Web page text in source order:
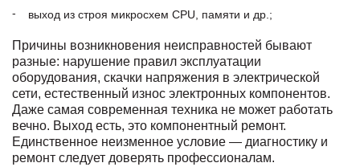
выход из строя микросхем CPU, памяти и др.;
Причины возникновения неисправностей бывают
разные: нарушение правил эксплуатации
оборудования, скачки напряжения в электрической
сети, естественный износ электронных компонентов.
Даже самая современная техника не может работать
вечно. Выход есть, это компонентный ремонт.
Единственное неизменное условие — диагностику и
ремонт следует доверять профессионалам.